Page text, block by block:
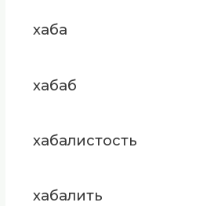
хаба
хабаб
хабалистость
хабалить